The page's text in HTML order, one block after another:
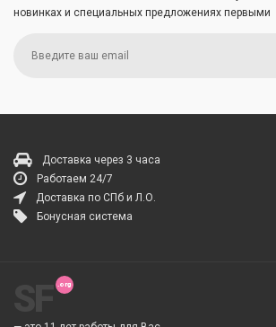
новинках и специальных предложениях первыми
Доставка через 3 часа
Работаем 24/7
Доставка по СПб и Л.О.
Бонусная система